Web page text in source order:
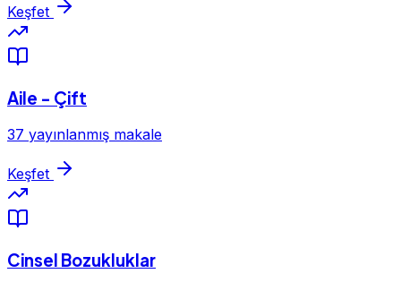
Keşfet
Aile - Çift
37 yayınlanmış makale
Keşfet
Cinsel Bozukluklar